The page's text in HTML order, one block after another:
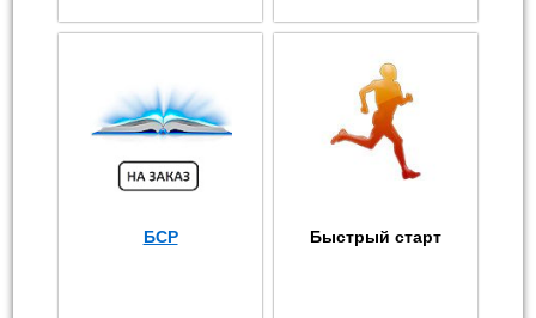
БСР Быстрый старт